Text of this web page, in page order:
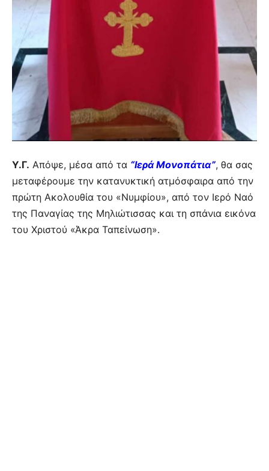
Υ.Γ. Απόψε, μέσα από τα “Ιερά Μονοπάτια”, θα σας
μεταφέρουμε την κατανυκτική ατμόσφαιρα από την
πρώτη Ακολουθία του «Νυμφίου», από τον Ιερό Ναό
της Παναγίας της Μηλιώτισσας και τη σπάνια εικόνα
του Χριστού «Άκρα Ταπείνωση».